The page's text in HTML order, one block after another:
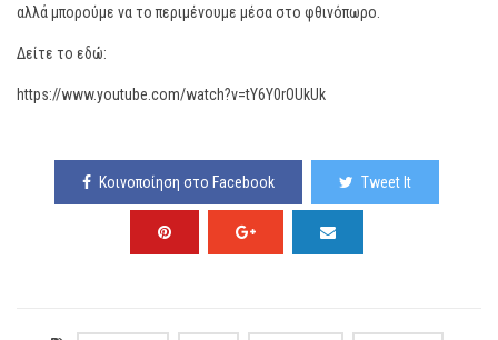
αλλά μπορούμε να το περιμένουμε μέσα στο φθινόπωρο.
Δείτε το εδώ:
https://www.youtube.com/watch?v=tY6Y0rOUkUk
Κοινοποίηση στο Facebook Tweet It